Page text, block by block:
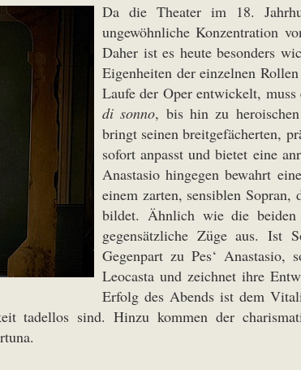
Da die Theater im 18.
ungewöhnliche Konzentration
Daher ist es heute besonders
Eigenheiten der einzelnen
Laufe der Oper entwickelt,
di sonno, bis hin zu
bringt seinen breitgefächerten,
sofort anpasst und bietet eine
Anastasio hingegen bewahrt
einem zarten, sensiblen
bildet. Ähnlich wie die beiden
gegensätzliche Züge aus. Ist
Gegenpart zu Pes‘ Anastasio,
Leocasta und zeichnet ihre
Erfolg des Abends ist dem
tadellos sind. Hinzu kommen der